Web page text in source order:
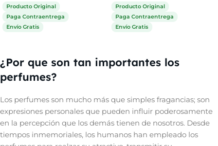
Producto Original
Paga Contraentrega
Envío Gratis
Producto Original
Paga Contraentrega
Envío Gratis
¿Por que son tan importantes los
perfumes?
Los perfumes son mucho más que simples fragancias; son
expresiones personales que pueden influir poderosamente
en la percepción que los demás tienen de nosotros. Desde
tiempos inmemoriales, los humanos han empleado los